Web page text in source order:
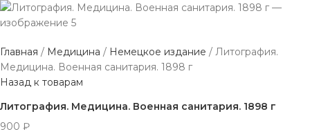
Главная Медицина Немецкое издание
Литография.
Медицина. Военная санитария. 1898 г
Назад к товарам
Литография. Медицина. Военная санитария. 1898 г
900 ₽